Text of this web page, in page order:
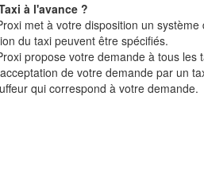
à l'avance ?
met à votre disposition un
du taxi peuvent être spécifiés.
propose votre demande à tous les
de votre demande par un
qui correspond à votre demande.